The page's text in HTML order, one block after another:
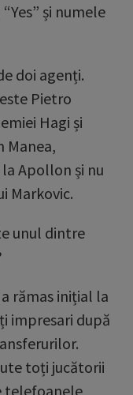
și numele
doi agenți.
Pietro
Hagi și
Manea,
Apollon și nu
Markovic.
unul dintre
rămas inițial la
impresari după
toți jucătorii
telefoanele